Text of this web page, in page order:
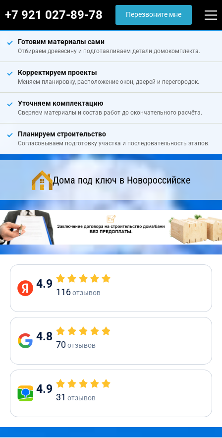
+7 921 027-89-78 Перезвоните мне
Готовим материалы сами
Отбираем древесину и подготавливаем детали домокомплекта.
Корректируем проекты
Меняем планировку, расположение окон, дверей и перегородок.
Уточняем комплектацию
Сверяем материалы и состав работ до окончательного расчёта.
Планируем строительство
Согласовываем подготовку участка и последовательность этапов.
Дома под ключ в Новороссийске
4.9
116отзывов
4.8
70отзывов
4.9
31 отзывов